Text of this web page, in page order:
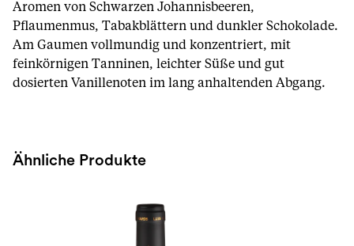
Aromen von Schwarzen Johannisbeeren,
Pflaumenmus, Tabakblättern und dunkler Schokolade.
Am Gaumen vollmundig und konzentriert, mit
feinkörnigen Tanninen, leichter Süße und gut
dosierten Vanillenoten im lang anhaltenden Abgang.
Ähnliche Produkte